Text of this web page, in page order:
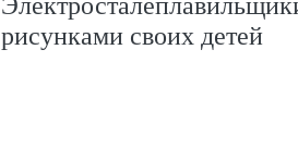
рисунками своих детей